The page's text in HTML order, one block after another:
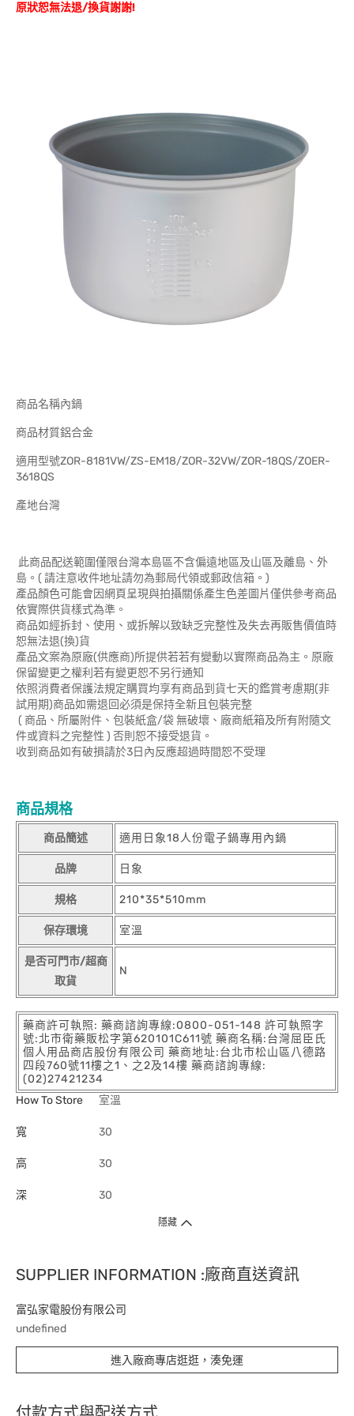
原狀恕無法退/換貨謝謝!
商品名稱內鍋
商品材質鋁合金
適用型號ZOR-8181VW/ZS-EM18/ZOR-32VW/ZOR-18QS/ZOER-
3618QS
產地台灣
此商品配送範圍僅限台灣本島區不含偏遠地區及山區及離島、外
島。( 請注意收件地址請勿為郵局代領或郵政信箱。)
產品顏色可能會因網頁呈現與拍攝關係產生色差圖片僅供參考商品
依實際供貨樣式為準。
商品如經拆封、使用、或拆解以致缺乏完整性及失去再販售價值時
恕無法退(換)貨
產品文案為原廠(供應商)所提供若若有變動以實際商品為主。原廠
保留變更之權利若有變更恕不另行通知
依照消費者保護法規定購買均享有商品到貨七天的鑑賞考慮期(非
試用期)商品如需退回必須是保持全新且包裝完整
( 商品、所屬附件、包裝紙盒/袋 無破壞、廠商紙箱及所有附隨文
件或資料之完整性 ) 否則恕不接受退貨。
收到商品如有破損請於3日內反應超過時間恕不受理
商品規格
商品簡述 適用日象18人份電子鍋專用內鍋
品牌 日象
規格 210*35*510mm
保存環境 室溫
是否可門市/超商
取貨
N
藥商許可執照: 藥商諮詢專線:0800-051-148 許可執照字
號:北市衛藥販松字第620101C611號 藥商名稱:台灣屈臣氏
個人用品商店股份有限公司 藥商地址:台北市松山區八德路
四段760號11樓之1、之2及14樓 藥商諮詢專線:
(02)27421234
How To Store
室溫
寬 30
高 30
深 30
隱藏
SUPPLIER INFORMATION :廠商直送資訊
富弘家電股份有限公司
undefined
進入廠商專店逛逛，湊免運